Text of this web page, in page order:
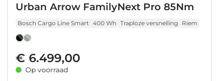
Urban Arrow FamilyNext Pro 85Nm
Bosch Cargo Line Smart 400 Wh Traploze versnelling Riem
€ 6.499,00
Op voorraad